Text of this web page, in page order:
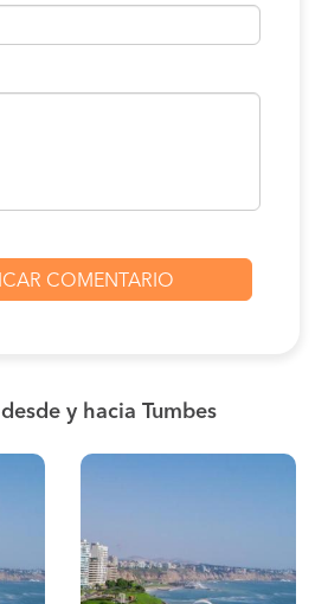
desde y hacia Tumbes